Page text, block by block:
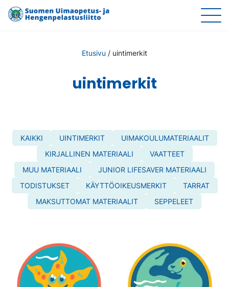
Etusivu / uintimerkit
uintimerkit
KAIKKI UINTIMERKIT
UIMAKOULUMATERIAALIT
KIRJALLINEN MATERIAALI
VAATTEET
MUU MATERIAALI
JUNIOR LIFESAVER MATERIAALI
TODISTUKSET
KÄYTTÖOIKEUSMERKIT
TARRAT
MAKSUTTOMAT MATERIAALIT
SEPPELEET